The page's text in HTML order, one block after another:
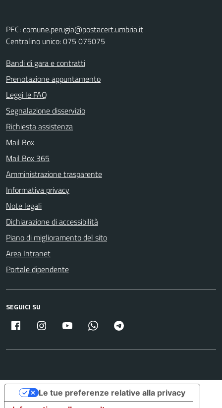
PEC:comune.perugia@postacert.umbria.it
Centralino unico: 075 075075
Bandi di gara e contratti
Prenotazione appuntamento
Leggi le FAQ
Segnalazione disservizio
Richiesta assistenza
Mail Box
Mail Box 365
Amministrazione trasparente
Informativa privacy
Note legali
Dichiarazione di accessibilità
Piano di miglioramento del sito
Area Intranet
Portale dipendente
SEGUICI SU
Facebook Instagram Youtube Whatsapp
Le tue preferenze relative alla privacy